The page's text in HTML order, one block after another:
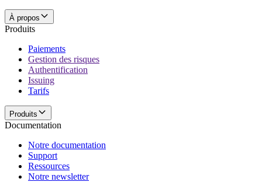
À propos
Produits
Paiements
Gestion des risques
Authentification
Issuing
Tarifs
Produits
Documentation
Notre documentation
Support
Ressources
Notre newsletter